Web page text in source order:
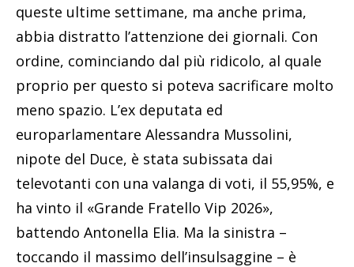
queste ultime settimane, ma anche prima,
abbia distratto l’attenzione dei giornali. Con
ordine, cominciando dal più ridicolo, al quale
proprio per questo si poteva sacrificare molto
meno spazio. L’ex deputata ed
europarlamentare Alessandra Mussolini,
nipote del Duce, è stata subissata dai
televotanti con una valanga di voti, il 55,95%, e
ha vinto il «Grande Fratello Vip 2026»,
battendo Antonella Elia. Ma la sinistra –
toccando il massimo dell’insulsaggine – è